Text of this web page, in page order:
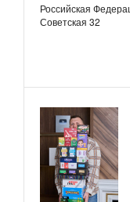
Российская
Советская 32